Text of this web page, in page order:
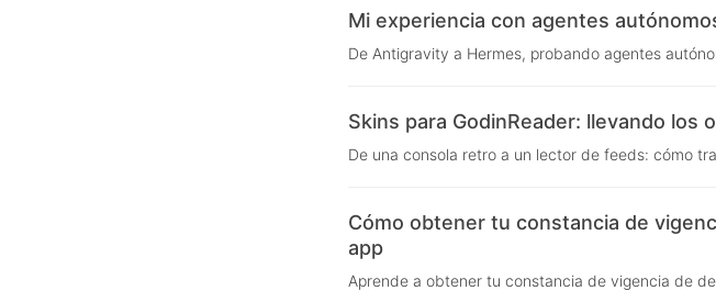
Mi experiencia con agentes
De Antigravity a Hermes, probando agentes
Skins para GodinReader: llevando los
De una consola retro a un lector de feeds: cómo
Cómo obtener tu constancia de
app
Aprende a obtener tu constancia de vigencia de